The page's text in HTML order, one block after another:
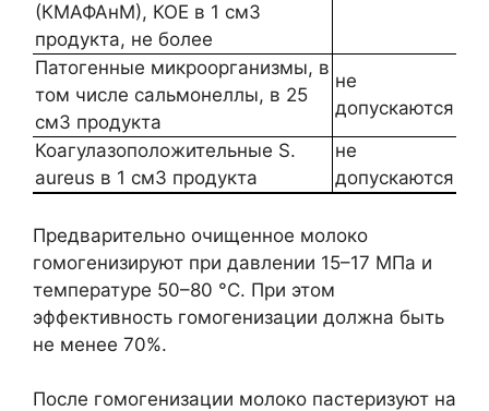
(КМАФАнМ), КОЕ в 1 см3
продукта, не более
Патогенные микроорганизмы, в
том числе сальмонеллы, в 25
см3 продукта
не
допускаются
Коагулазоположительные S.
aureus в 1 см3 продукта
не
допускаются
Предварительно очищенное молоко
гомогенизируют при давлении 15–17 МПа и
температуре 50–80 °С. При этом
эффективность гомогенизации должна быть
не менее 70%.
После гомогенизации молоко пастеризуют на